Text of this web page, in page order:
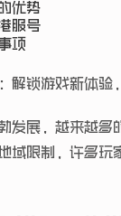
优势
服号
项
解锁游戏新体
发展，越来越
域限制，许多